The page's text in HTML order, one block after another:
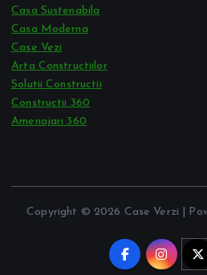
Casa Sustenabila
Casa Moderna
Case Vezi
Arta Constructiilor
Solutii Constructii
Constructii 360
Amenajari 360
Copyright © 2026 Case Verzi |